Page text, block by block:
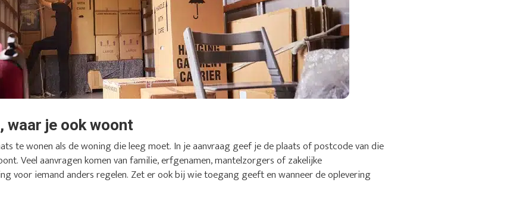
waar je ook woont
te wonen als de woning die leeg moet. In je aanvraag geef je de plaats of postcode van die
Veel aanvragen komen van familie, erfgenamen, mantelzorgers of zakelijke
voor iemand anders regelen. Zet er ook bij wie toegang geeft en wanneer de oplevering